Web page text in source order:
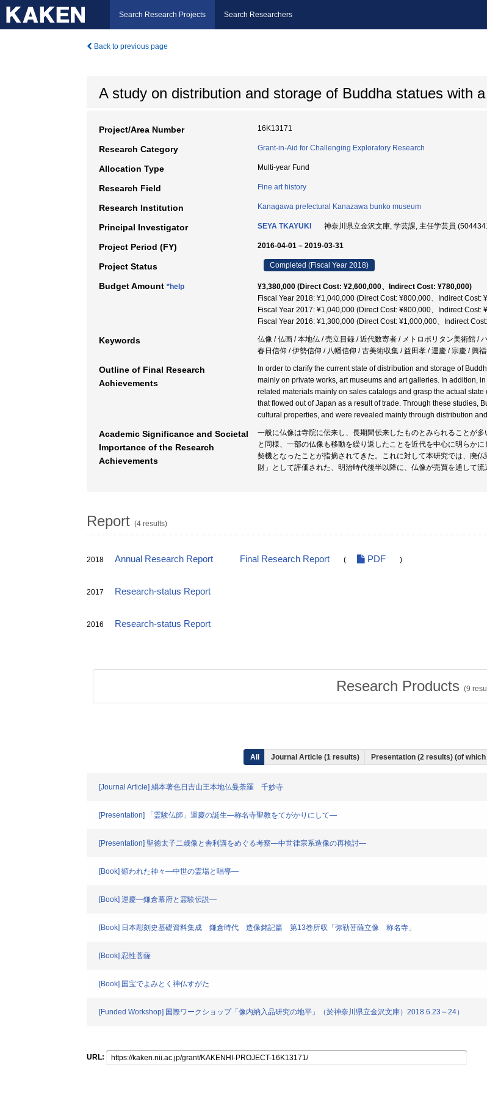
Search Research Projects Search Researchers
Back to previous page
A study on distribution and storage of Buddha statues with
Project/Area Number 16K13171
Research Category Grant-in-Aid for Challenging Exploratory Research
Allocation Type Multi-year Fund
Research Field Fine art history
Research Institution Kanagawa prefectural Kanazawa bunko museum
Principal Investigator SEYA TKAYUKI 神奈川県立金沢文庫, 学芸課, 主任学芸員
Project Period (FY) 2016-04-01 – 2019-03-31
Project Status Completed (Fiscal Year 2018)
Budget Amount *help
¥3,380,000 (Direct Cost: ¥2,600,000、Indirect Cost: ¥780,000)
Fiscal Year 2018: ¥1,040,000 (Direct Cost: ¥800,000、Indirect Cost:
Fiscal Year 2017: ¥1,040,000 (Direct Cost: ¥800,000、Indirect Cost:
Fiscal Year 2016: ¥1,300,000 (Direct Cost: ¥1,000,000、Indirect
Keywords
仏像 / 仏画 / 本地仏 / 売立目録 / 近代数寄者 / メトロポリタン美術館 /
春日信仰 / 伊勢信仰 / 八幡信仰 / 古美術収集 / 益田孝 / 運慶 / 宗慶 / 興
Outline of Final Research
Achievements
In order to clarify the current state of distribution and storage of
mainly on private works, art museums and art galleries. In addition,
related materials mainly on sales catalogs and grasp the actual
that flowed out of Japan as a result of trade. Through these studies,
cultural properties, and were revealed mainly through distribution
Academic Significance and Societal
Importance of the Research
Achievements
一般に仏像は寺院に伝来し、長期間伝来したものとみられることが
と同様、一部の仏像も移動を繰り返したことを近代を中心に明らか
契機となったことが指摘されてきた。これに対して本研究では、廃
財」として評価された、明治時代後半以降に、仏像が売買を通して流
Report (4 results)
2018 Annual Research Report Final Research Report ( PDF )
2017 Research-status Report
2016 Research-status Report
Research Products (9
All Journal Article (1 results) Presentation (2 results) (of
[Journal Article] 絹本著色日吉山王本地仏曼荼羅 千妙寺
[Presentation] 「霊験仏師」運慶の誕生―称名寺聖教をてがかりにして―
[Presentation] 聖徳太子二歳像と舎利講をめぐる考察―中世律宗系造像の再検討―
[Book] 顕われた神々―中世の霊場と唱導―
[Book] 運慶―鎌倉幕府と霊験伝説―
[Book] 日本彫刻史基礎資料集成 鎌倉時代 造像銘記篇 第13巻所収「弥勒菩薩立像 称名寺」
[Book] 忍性菩薩
[Book] 国宝でよみとく神仏すがた
[Funded Workshop] 国際ワークショップ「像内納入品研究の地平」（於神奈川県立金沢文庫）2018.6.23～24）
URL: